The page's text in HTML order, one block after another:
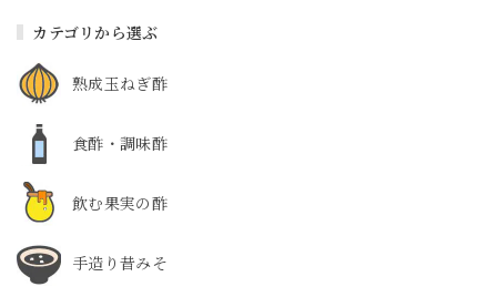
カテゴリから選ぶ
熟成玉ねぎ酢
食酢・調味酢
飲む果実の酢
手造り昔みそ